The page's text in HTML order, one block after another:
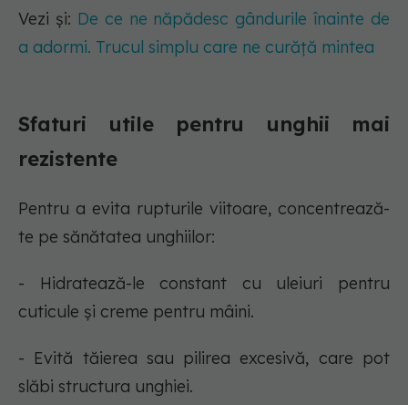
Vezi și: De ce ne năpădesc gândurile înainte de
a adormi. Trucul simplu care ne curăță mintea
Sfaturi utile pentru unghii mai
rezistente
Pentru a evita rupturile viitoare, concentrează-
te pe sănătatea unghiilor:
- Hidratează-le constant cu uleiuri pentru
cuticule și creme pentru mâini.
- Evită tăierea sau pilirea excesivă, care pot
slăbi structura unghiei.